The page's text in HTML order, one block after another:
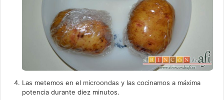
Las metemos en el microondas y las cocinamos a máxima
potencia durante diez minutos.